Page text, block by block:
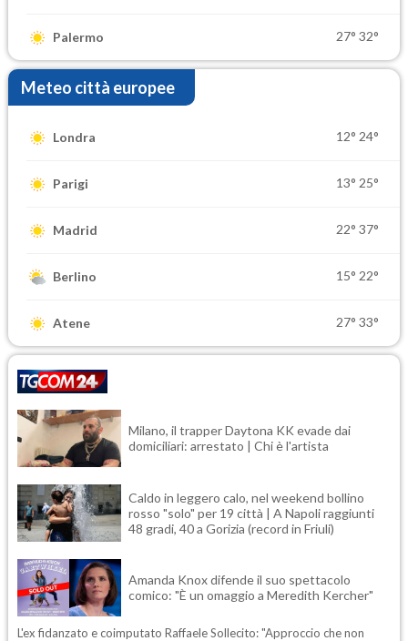
Palermo 27° 32°
Meteo città europee
Londra 12° 24°
Parigi 13° 25°
Madrid 22° 37°
Berlino 15° 22°
Atene 27° 33°
Milano, il trapper Daytona KK evade dai
domiciliari: arrestato | Chi è l'artista
Caldo in leggero calo, nel weekend bollino
rosso "solo" per 19 città | A Napoli raggiunti
48 gradi, 40 a Gorizia (record in Friuli)
Amanda Knox difende il suo spettacolo
comico: "È un omaggio a Meredith Kercher"
L'ex fidanzato e coimputato Raffaele Sollecito: "Approccio che non